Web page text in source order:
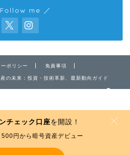
me ／
ポリシー 免責事項
未来：投資・技術革新、最新動向ガイド
お問い合わせ
チェック口座を開設！
円から暗号資産デビュー